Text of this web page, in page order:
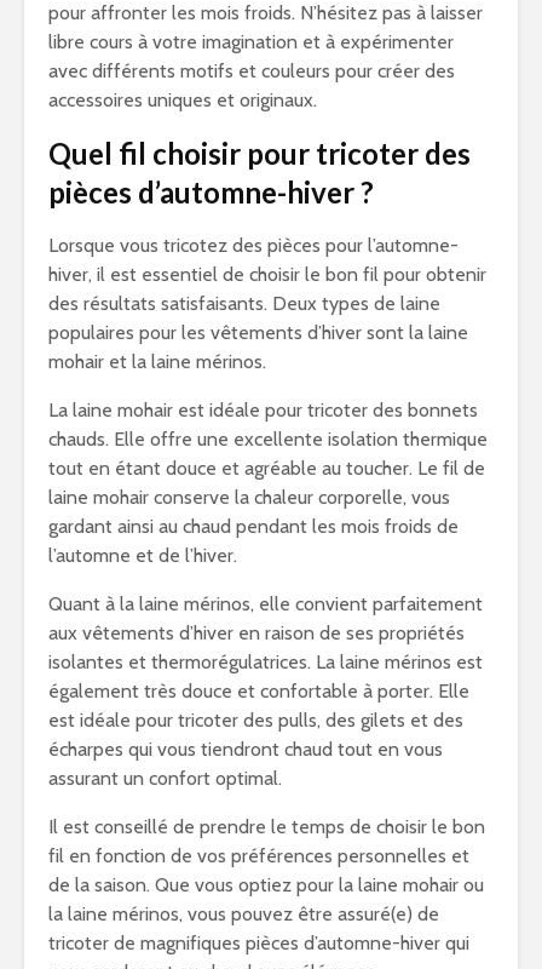
pour affronter les mois froids. N’hésitez pas à laisser
libre cours à votre imagination et à expérimenter
avec différents motifs et couleurs pour créer des
accessoires uniques et originaux.
Quel fil choisir pour tricoter des
pièces d’automne-hiver ?
Lorsque vous tricotez des pièces pour l’automne-
hiver, il est essentiel de choisir le bon fil pour obtenir
des résultats satisfaisants. Deux types de laine
populaires pour les vêtements d’hiver sont la laine
mohair et la laine mérinos.
La laine mohair est idéale pour tricoter des bonnets
chauds. Elle offre une excellente isolation thermique
tout en étant douce et agréable au toucher. Le fil de
laine mohair conserve la chaleur corporelle, vous
gardant ainsi au chaud pendant les mois froids de
l’automne et de l’hiver.
Quant à la laine mérinos, elle convient parfaitement
aux vêtements d’hiver en raison de ses propriétés
isolantes et thermorégulatrices. La laine mérinos est
également très douce et confortable à porter. Elle
est idéale pour tricoter des pulls, des gilets et des
écharpes qui vous tiendront chaud tout en vous
assurant un confort optimal.
Il est conseillé de prendre le temps de choisir le bon
fil en fonction de vos préférences personnelles et
de la saison. Que vous optiez pour la laine mohair ou
la laine mérinos, vous pouvez être assuré(e) de
tricoter de magnifiques pièces d’automne-hiver qui